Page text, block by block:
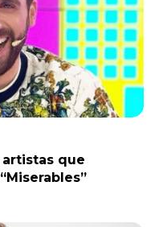
artistas que